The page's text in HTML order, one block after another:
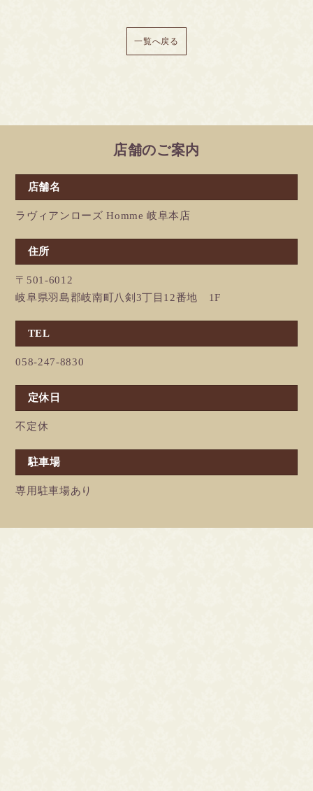
一覧へ戻る
店舗のご案内
店舗名
ラヴィアンローズ Homme 岐阜本店
住所
〒501-6012
岐阜県羽島郡岐南町八剣3丁目12番地 1F
TEL
058-247-8830
定休日
不定休
駐車場
専用駐車場あり